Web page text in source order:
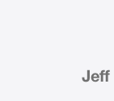
Jeff